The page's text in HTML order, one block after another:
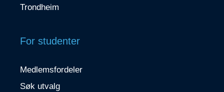
Trondheim
For studenter
Medlemsfordeler
Søk utvalg